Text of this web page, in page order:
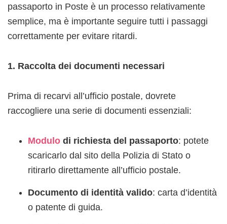
passaporto in Poste è un processo relativamente
semplice, ma è importante seguire tutti i passaggi
correttamente per evitare ritardi.
1. Raccolta dei documenti necessari
Prima di recarvi all’ufficio postale, dovrete
raccogliere una serie di documenti essenziali:
Modulo di richiesta del passaporto: potete
scaricarlo dal sito della Polizia di Stato o
ritirarlo direttamente all’ufficio postale.
Documento di identità valido: carta d’identità
o patente di guida.